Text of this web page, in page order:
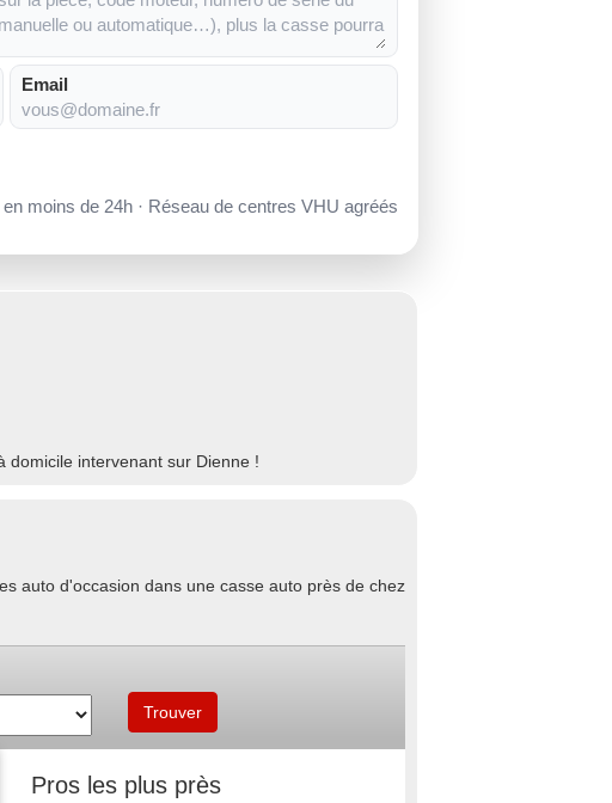
Email
moins de 24h · Réseau de centres VHU agréés
domicile intervenant sur Dienne !
auto d'occasion dans une casse auto près de chez